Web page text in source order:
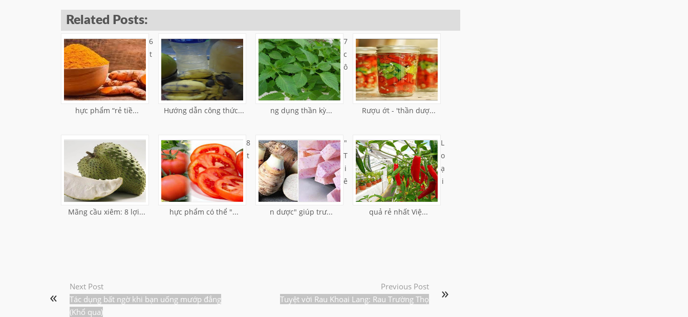
Related Posts:
6
t
hực phẩm “rẻ tiề... Hướng dẫn công thức...
7
c
ô
ng dụng thần kỳ... Rượu ớt - 'thần dượ...
Mãng cầu xiêm: 8 lợi...
8
t
hực phẩm có thể "...
"
T
i
ê
n dược" giúp trư...
L
o
ạ
i
quả rẻ nhất Việ...
Next Post
Tác dụng bất ngờ khi bạn uống mướp đắng
(Khổ qua)
Previous Post
Tuyệt vời Rau Khoai Lang: Rau Trường Thọ